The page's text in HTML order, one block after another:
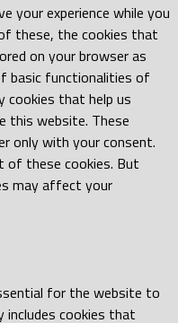
your experience while you
these, the cookies that
on your browser as
basic functionalities of
cookies that help us
this website. These
only with your consent.
these cookies. But
may affect your
for the website to
includes cookies that